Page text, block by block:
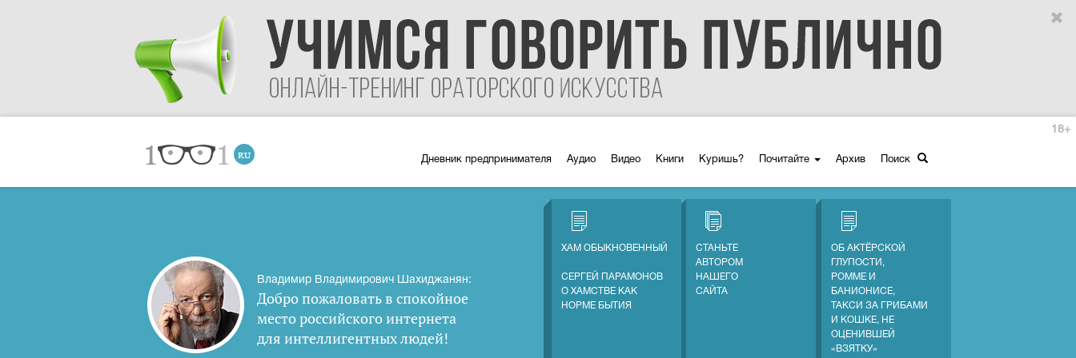
Дневник предпринимателя Аудио Видео Книги Куришь? Почитайте Архив Поиск
18+
Владимир Владимирович Шахиджанян:
Добро пожаловать в спокойное
место российского интернета
для интеллигентных людей!
ХАМ ОБЫКНОВЕННЫЙ
СЕРГЕЙ ПАРАМОНОВ
О ХАМСТВЕ КАК
НОРМЕ БЫТИЯ
СТАНЬТЕ
АВТОРОМ
НАШЕГО
САЙТА
ОБ АКТЁРСКОЙ
ГЛУПОСТИ,
РОММЕ И
БАНИОНИСЕ,
ТАКСИ ЗА ГРИБАМИ
И КОШКЕ, НЕ
ОЦЕНИВШЕЙ
«ВЗЯТКУ»